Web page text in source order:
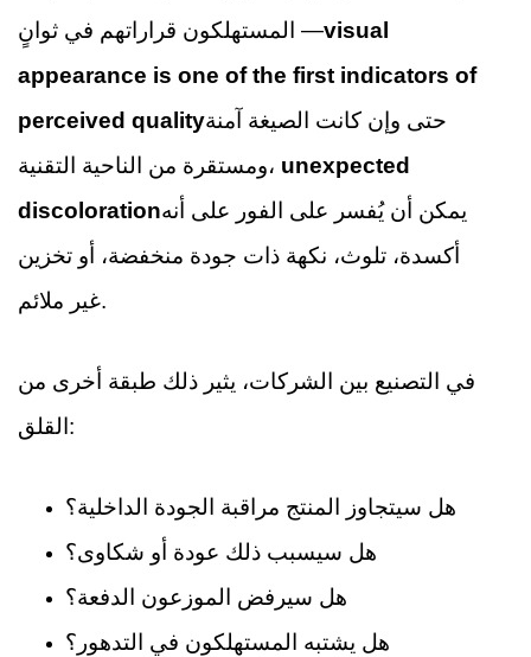
المستهلكون قراراتهم في ثوانٍ —visual
appearance is one of the first indicators of
perceived qualityحتى وإن كانت الصيغة آمنة
ومستقرة من الناحية التقنية، unexpected
discolorationيمكن أن يُفسر على الفور على أنه
أكسدة، تلوث، نكهة ذات جودة منخفضة، أو تخزين
غير ملائم.
في التصنيع بين الشركات، يثير ذلك طبقة أخرى من
القلق:
هل سيتجاوز المنتج مراقبة الجودة الداخلية؟
هل سيسبب ذلك عودة أو شكاوى؟
هل سيرفض الموزعون الدفعة؟
هل يشتبه المستهلكون في التدهور؟